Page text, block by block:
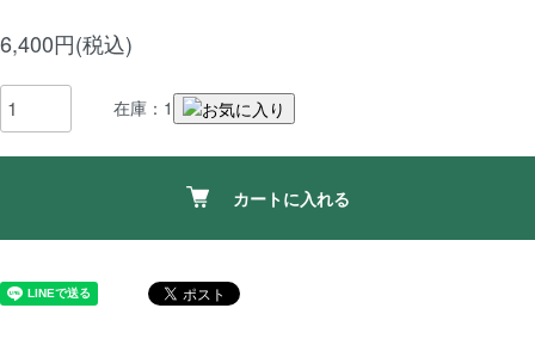
6,400円(税込)
在庫：1
カートに入れる